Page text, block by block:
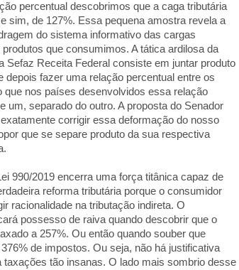
percentual descobrimos que a caga tributária
sim, de 127%. Essa pequena amostra revela a
do sistema informativo das cargas
que consumimos. A tática ardilosa da
Sefaz Receita Federal consiste em juntar produto
depois fazer uma relação percentual entre os
que nos países desenvolvidos essa relação
um, separado do outro. A proposta do Senador
corrigir essa deformação do nosso
que se separe produto da sua respectiva
990/2019 encerra uma força titânica capaz de
reforma tributária porque o consumidor
racionalidade na tributação indireta. O
possesso de raiva quando descobrir que o
a 257%. Ou então quando souber que
de impostos. Ou seja, não há justificativa
taxações tão insanas. O lado mais sombrio desse